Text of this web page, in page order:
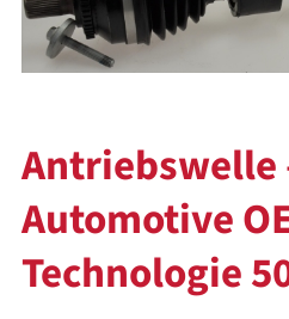
Antriebswelle
Automotive
Technologie